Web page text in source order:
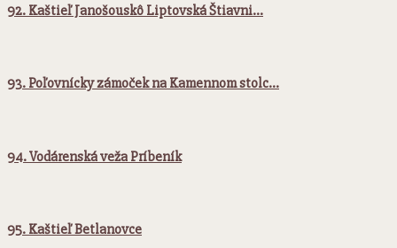
92. Kaštieľ Janošouskô Liptovská Štiavni…
93. Poľovnícky zámoček na Kamennom stolc…
94. Vodárenská veža Príbeník
95. Kaštieľ Betlanovce